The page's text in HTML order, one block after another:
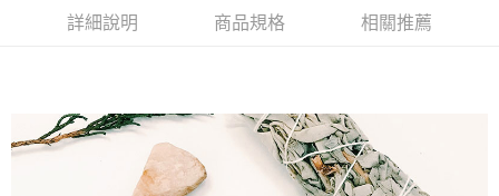
易，需依本服務之必要範圍內提供個人資料，並將交易相關給付款項請求債
「AFTEE先享後付」，若未經同意申辦者引起之損失，本公司不負相關責
任。
４．使用「AFTEE先享後付」時，將依據個別帳號之用戶狀況，依本公司即
時審查核予不同之上限額度；若仍有額度不足之情形，本公司將視審查結果
內湖體驗館 (先LINE小編再下單，限當日自取)
免運費
詳細說明 商品規格 相關推薦